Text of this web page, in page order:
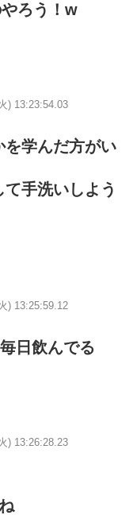
ろう！w
) 13:23:54.03
を学んだ方がい
手洗いしよう
) 13:25:59.12
日飲んでる
) 13:26:28.23